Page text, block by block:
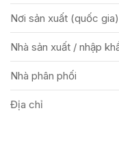
Nơi sản xuất (quốc gia)
Nhà sản xuất / nhập
Nhà phân phối
Địa chỉ